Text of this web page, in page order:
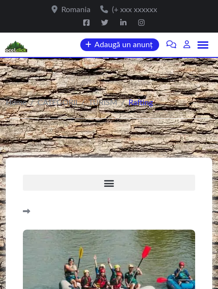
Romania (+ xxx xxxxxx
Adaugă un anunț
Home / CATEGORII / TURISM / Rafting